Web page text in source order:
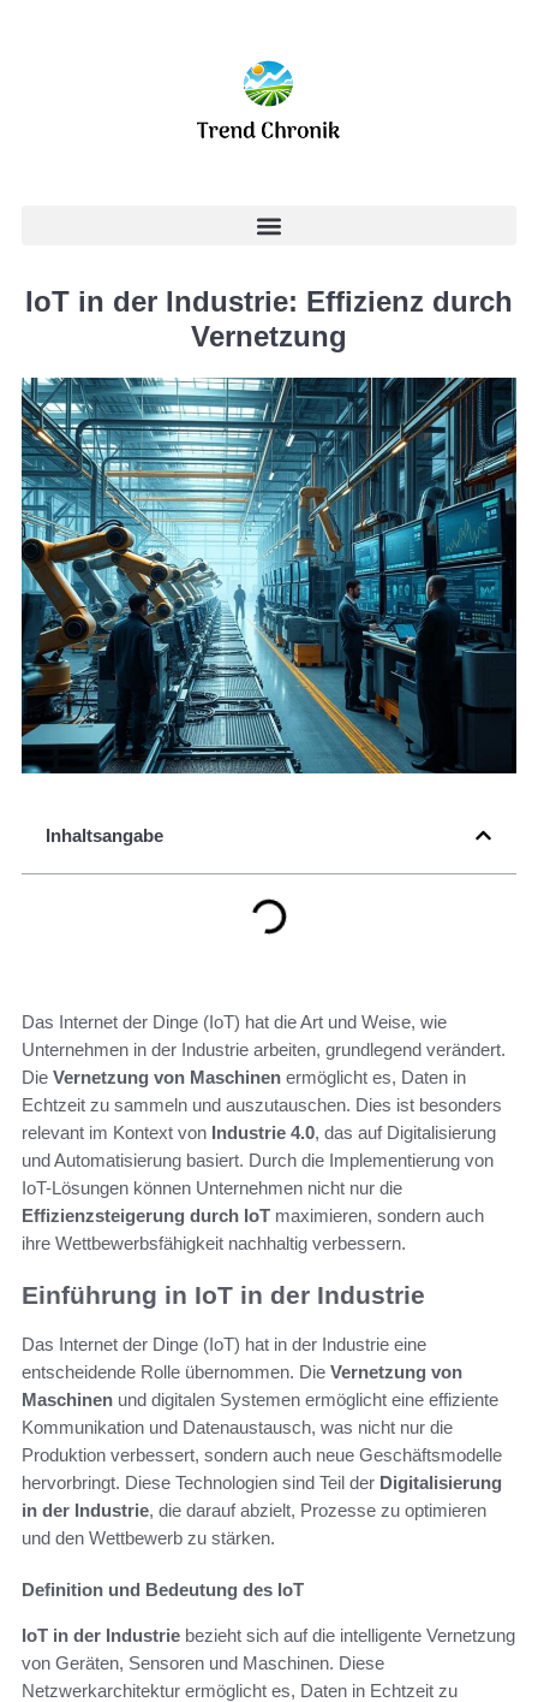
IoT in der Industrie: Effizienz durch
Vernetzung
Inhaltsangabe
Das Internet der Dinge (IoT) hat die Art und Weise, wie
Unternehmen in der Industrie arbeiten, grundlegend verändert.
Die Vernetzung von Maschinen ermöglicht es, Daten in
Echtzeit zu sammeln und auszutauschen. Dies ist besonders
relevant im Kontext von Industrie 4.0, das auf Digitalisierung
und Automatisierung basiert. Durch die Implementierung von
IoT-Lösungen können Unternehmen nicht nur die
Effizienzsteigerung durch IoT maximieren, sondern auch
ihre Wettbewerbsfähigkeit nachhaltig verbessern.
Einführung in IoT in der Industrie
Das Internet der Dinge (IoT) hat in der Industrie eine
entscheidende Rolle übernommen. Die Vernetzung von
Maschinen und digitalen Systemen ermöglicht eine effiziente
Kommunikation und Datenaustausch, was nicht nur die
Produktion verbessert, sondern auch neue Geschäftsmodelle
hervorbringt. Diese Technologien sind Teil der Digitalisierung
in der Industrie, die darauf abzielt, Prozesse zu optimieren
und den Wettbewerb zu stärken.
Definition und Bedeutung des IoT
IoT in der Industrie bezieht sich auf die intelligente Vernetzung
von Geräten, Sensoren und Maschinen. Diese
Netzwerkarchitektur ermöglicht es, Daten in Echtzeit zu